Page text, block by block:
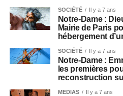
SOCIÉTÉ Il y a 7 ans
Notre-Dame :
Mairie de Paris
hébergement
SOCIÉTÉ Il y a 7 ans
Notre-Dame :
les premières
reconstruction
MEDIAS Il y a 7 ans